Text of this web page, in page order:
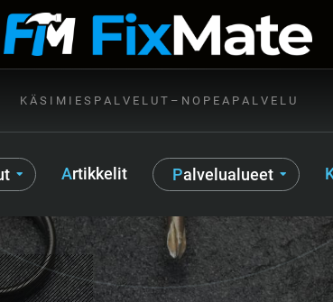
K Ä S I M I E S P A L V E L U T – N O P E A P A L V E L U
Artikkelit Palvelualueet